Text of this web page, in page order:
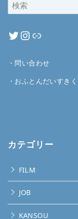
・ 問い合わせ
・ おふとんだいすき
カテゴリー
FILM
JOB
KANSOU